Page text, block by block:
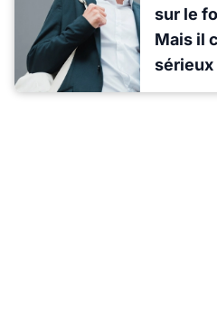
sur le
Mais il
sérieux